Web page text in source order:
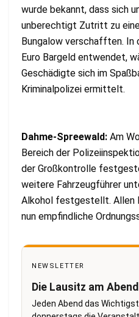
wurde bekannt, dass sich
unberechtigt Zutritt zu
Bungalow verschafften. In
Euro Bargeld entwendet,
Geschädigte sich im
Kriminalpolizei ermittelt.
Dahme-Spreewald: Am
Bereich der
der Großkontrolle
weitere Fahrzeugführer
Alkohol festgestellt. Allen
nun empfindliche
NEWSLETTER
Die Lausitz am
Jeden Abend das